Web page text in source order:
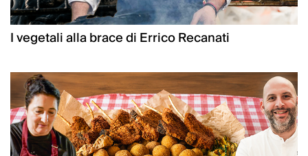
I vegetali alla brace di Errico Recanati